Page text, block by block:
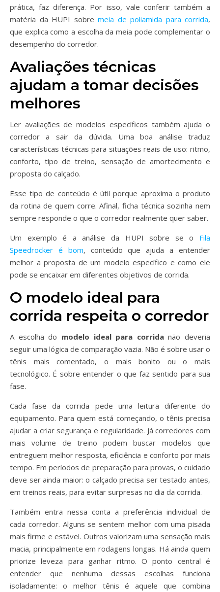
prática, faz diferença. Por isso, vale conferir também a
matéria da HUPI sobre meia de poliamida para corrida,
que explica como a escolha da meia pode complementar o
desempenho do corredor.
Avaliações técnicas
ajudam a tomar decisões
melhores
Ler avaliações de modelos específicos também ajuda o
corredor a sair da dúvida. Uma boa análise traduz
características técnicas para situações reais de uso: ritmo,
conforto, tipo de treino, sensação de amortecimento e
proposta do calçado.
Esse tipo de conteúdo é útil porque aproxima o produto
da rotina de quem corre. Afinal, ficha técnica sozinha nem
sempre responde o que o corredor realmente quer saber.
Um exemplo é a análise da HUPI sobre se o Fila
Speedrocker é bom, conteúdo que ajuda a entender
melhor a proposta de um modelo específico e como ele
pode se encaixar em diferentes objetivos de corrida.
O modelo ideal para
corrida respeita o corredor
A escolha do modelo ideal para corridanão deveria
seguir uma lógica de comparação vazia. Não é sobre usar o
tênis mais comentado, o mais bonito ou o mais
tecnológico. É sobre entender o que faz sentido para sua
fase.
Cada fase da corrida pede uma leitura diferente do
equipamento. Para quem está começando, o tênis precisa
ajudar a criar segurança e regularidade. Já corredores com
mais volume de treino podem buscar modelos que
entreguem melhor resposta, eficiência e conforto por mais
tempo. Em períodos de preparação para provas, o cuidado
deve ser ainda maior: o calçado precisa ser testado antes,
em treinos reais, para evitar surpresas no dia da corrida.
Também entra nessa conta a preferência individual de
cada corredor. Alguns se sentem melhor com uma pisada
mais firme e estável. Outros valorizam uma sensação mais
macia, principalmente em rodagens longas. Há ainda quem
priorize leveza para ganhar ritmo. O ponto central é
entender que nenhuma dessas escolhas funciona
isoladamente: o melhor tênis é aquele que combina